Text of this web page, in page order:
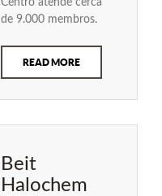
Centro atende cerca
de 9.000 membros.
READ MORE
Beit
Halochem